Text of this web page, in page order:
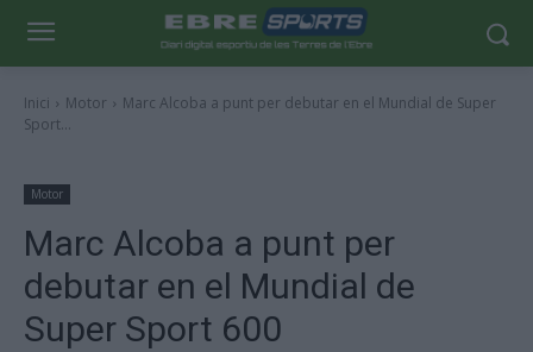
Inici Motor
Marc Alcoba a punt per debutar en el Mundial de Super
Sport...
Motor
Marc Alcoba a punt per
debutar en el Mundial de
Super Sport 600